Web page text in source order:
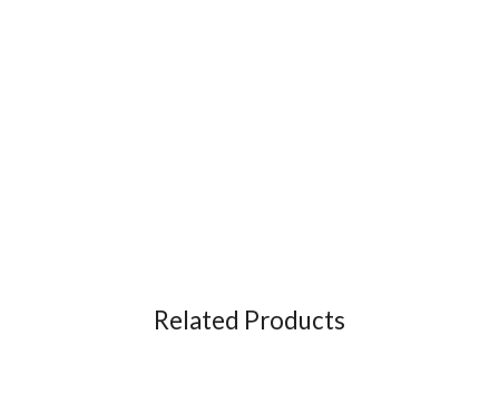
Related Products